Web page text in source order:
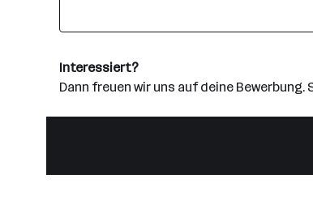
Interessiert?
Dann freuen wir uns auf deine